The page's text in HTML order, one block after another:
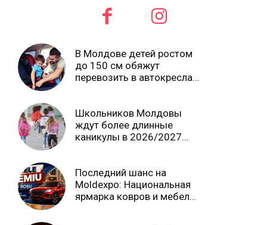
В Молдове детей ростом
до 150 см обяжут
перевозить в автокреслах
Школьников Молдовы
ждут более длинные
каникулы в 2026/2027
Последний шанс на
Moldexpo: Национальная
ярмарка ковров и мебели